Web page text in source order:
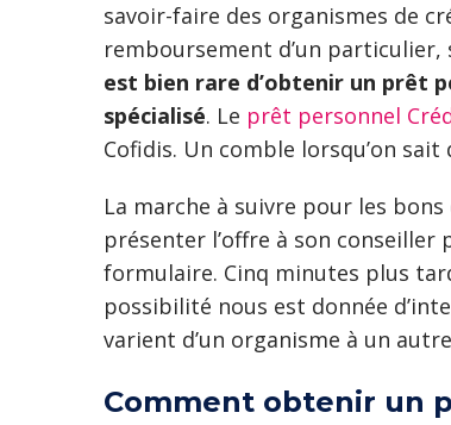
savoir-faire des organismes de
remboursement d’un particulier,
est bien rare d’obtenir un prêt
spécialisé. Le prêt personnel
Cofidis. Un comble lorsqu’on
La marche à suivre pour les
présenter l’offre à son
formulaire. Cinq minutes plus
possibilité nous est donnée
varient d’un organisme à un
Comment obtenir un